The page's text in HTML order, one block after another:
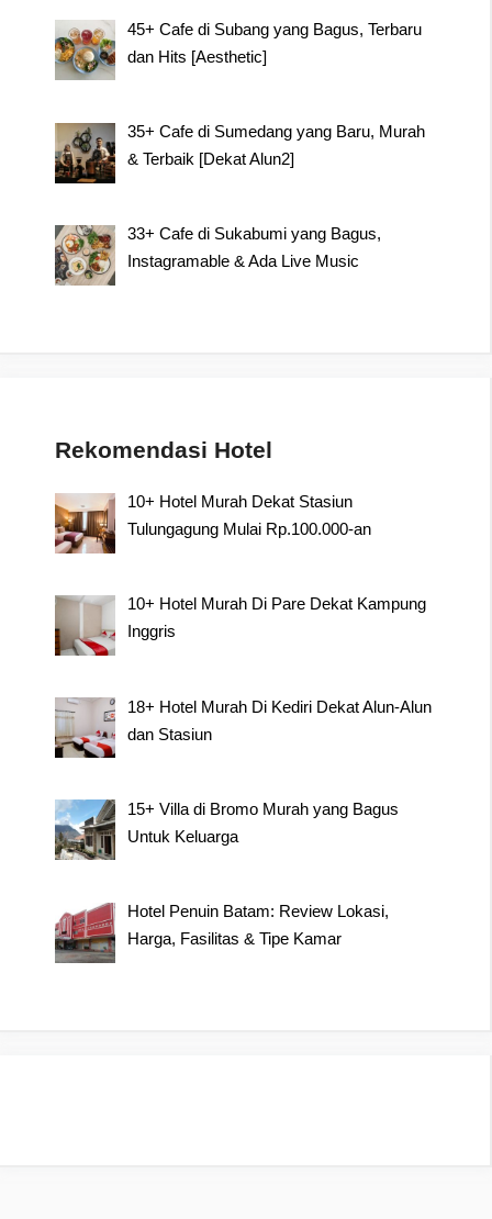
45+ Cafe di Subang yang Bagus, Terbaru
dan Hits [Aesthetic]
35+ Cafe di Sumedang yang Baru, Murah
& Terbaik [Dekat Alun2]
33+ Cafe di Sukabumi yang Bagus,
Instagramable & Ada Live Music
Rekomendasi Hotel
10+ Hotel Murah Dekat Stasiun
Tulungagung Mulai Rp.100.000-an
10+ Hotel Murah Di Pare Dekat Kampung
Inggris
18+ Hotel Murah Di Kediri Dekat Alun-Alun
dan Stasiun
15+ Villa di Bromo Murah yang Bagus
Untuk Keluarga
Hotel Penuin Batam: Review Lokasi,
Harga, Fasilitas & Tipe Kamar